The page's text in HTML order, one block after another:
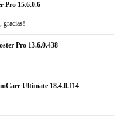
Pro 15.6.0.6
gracias!
Pro 13.6.0.438
Ultimate 18.4.0.114